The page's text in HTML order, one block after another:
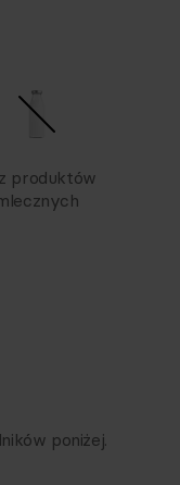
produktów
poniżej.